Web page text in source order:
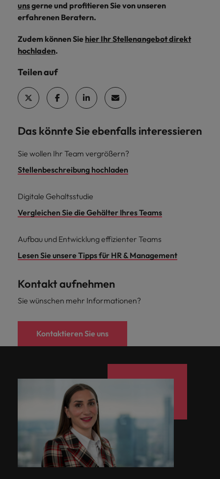
unsgerne und profitieren Sie von unseren
erfahrenen Beratern.
Zudem können Sie hier Ihr Stellenangebot direkt
hochladen.
Teilen auf
Das könnte Sie ebenfalls interessieren
Sie wollen Ihr Team vergrößern?
Stellenbeschreibung hochladen
Digitale Gehaltsstudie
Vergleichen Sie die Gehälter Ihres Teams
Aufbau und Entwicklung effizienter Teams
Lesen Sie unsere Tipps für HR & Management
Kontakt aufnehmen
Sie wünschen mehr Informationen?
Kontaktieren Sie uns